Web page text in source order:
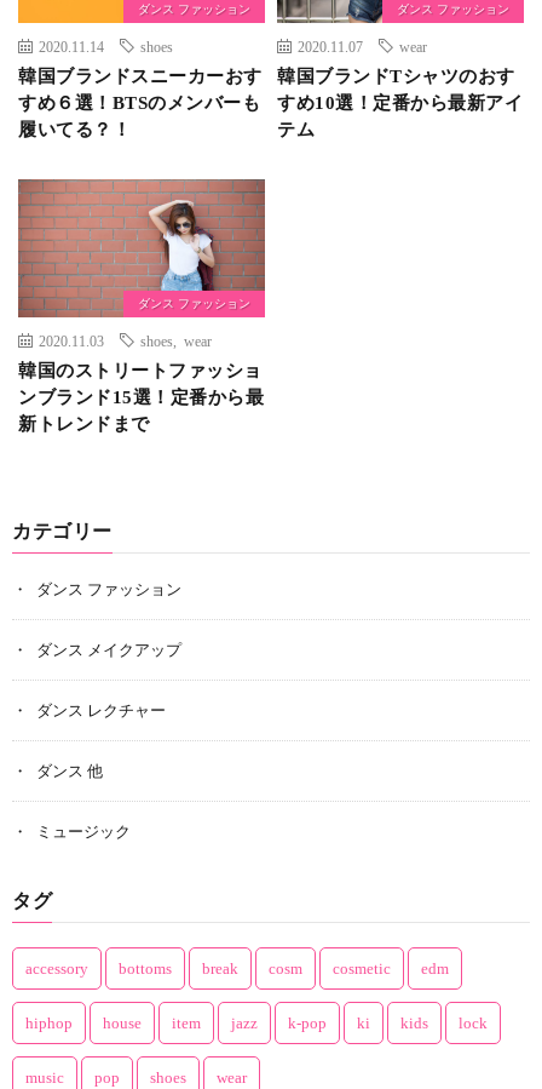
ダンス ファッション
2020.11.14 shoes
韓国ブランドスニーカーおす
すめ６選！BTSのメンバーも
履いてる？！
ダンス ファッション
2020.11.07 wear
韓国ブランドTシャツのおす
すめ10選！定番から最新アイ
テム
ダンス ファッション
2020.11.03 shoes wear
韓国のストリートファッショ
ンブランド15選！定番から最
新トレンドまで
カテゴリー
ダンス ファッション
ダンス メイクアップ
ダンス レクチャー
ダンス 他
ミュージック
タグ
accessory bottoms break cosm cosmetic edm
hiphop house item jazz k-pop ki kids lock
music pop shoes wear